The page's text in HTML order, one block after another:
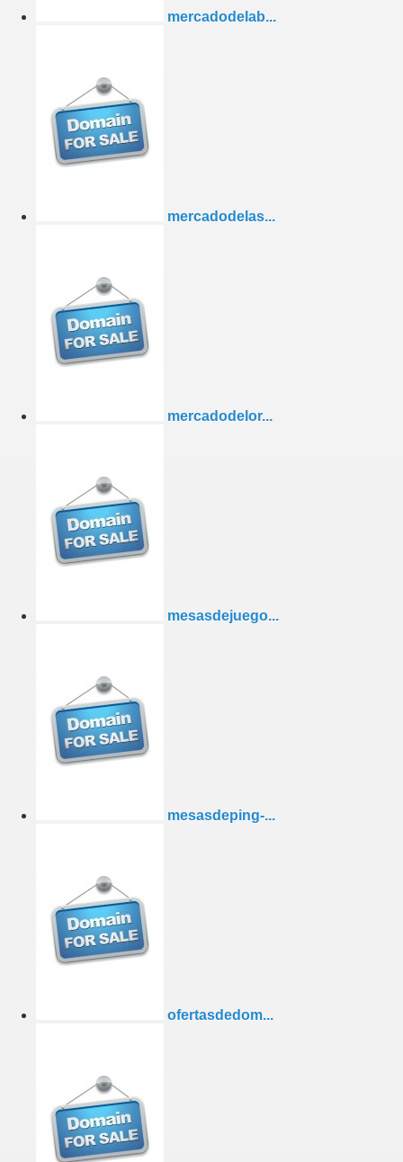
mercadodelab...
mercadodelas...
mercadodelor...
mesasdejuego...
mesasdeping-...
ofertasdedom...